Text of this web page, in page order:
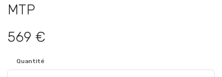
MTP
569 €
Quantité